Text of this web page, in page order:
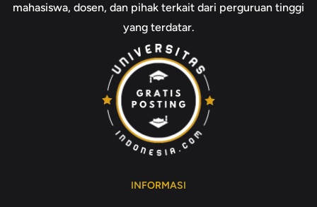
mahasiswa, dosen, dan pihak terkait dari perguruan tinggi
yang terdatar.
INFORMASI